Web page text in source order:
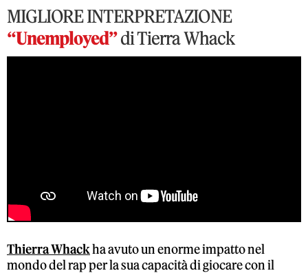
MIGLIORE INTERPRETAZIONE
“Unemployed”di Tierra Whack
Thierra Whackha avuto un enorme impatto nel
mondo del rap per la sua capacità di giocare con il